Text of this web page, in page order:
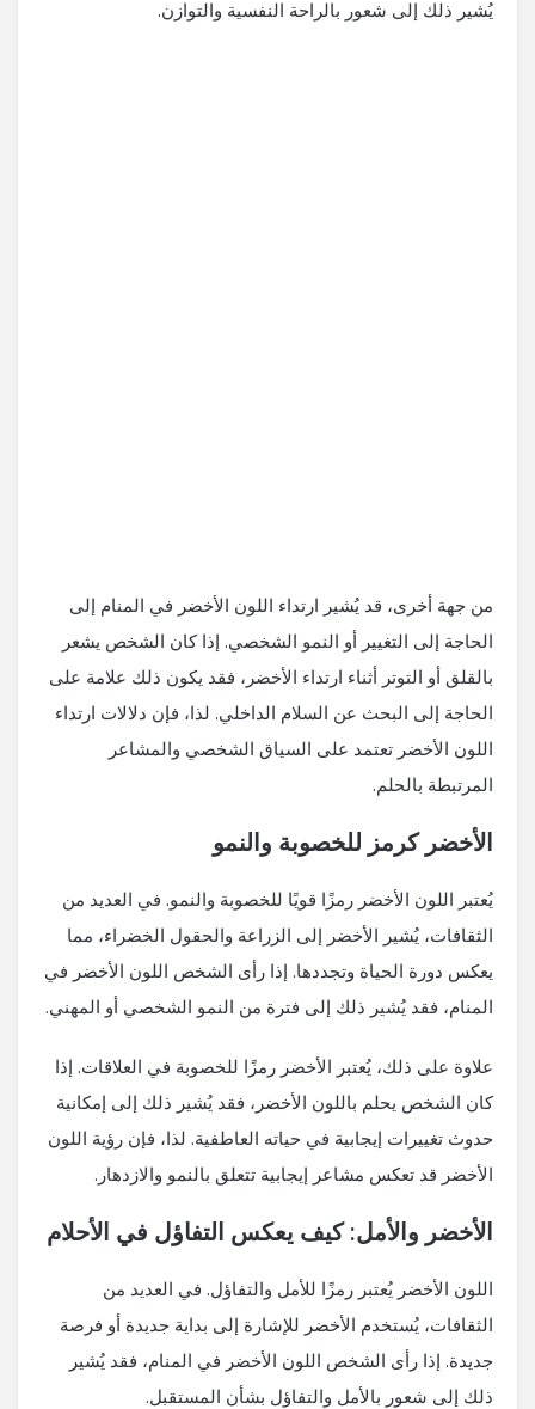
يُشير ذلك إلى شعور بالراحة النفسية والتوازن.
من جهة أخرى، قد يُشير ارتداء اللون الأخضر في المنام إلى
الحاجة إلى التغيير أو النمو الشخصي. إذا كان الشخص يشعر
بالقلق أو التوتر أثناء ارتداء الأخضر، فقد يكون ذلك علامة على
الحاجة إلى البحث عن السلام الداخلي. لذا، فإن دلالات ارتداء
اللون الأخضر تعتمد على السياق الشخصي والمشاعر
المرتبطة بالحلم.
الأخضر كرمز للخصوبة والنمو
يُعتبر اللون الأخضر رمزًا قويًا للخصوبة والنمو. في العديد من
الثقافات، يُشير الأخضر إلى الزراعة والحقول الخضراء، مما
يعكس دورة الحياة وتجددها. إذا رأى الشخص اللون الأخضر في
المنام، فقد يُشير ذلك إلى فترة من النمو الشخصي أو المهني.
علاوة على ذلك، يُعتبر الأخضر رمزًا للخصوبة في العلاقات. إذا
كان الشخص يحلم باللون الأخضر، فقد يُشير ذلك إلى إمكانية
حدوث تغييرات إيجابية في حياته العاطفية. لذا، فإن رؤية اللون
الأخضر قد تعكس مشاعر إيجابية تتعلق بالنمو والازدهار.
الأخضر والأمل: كيف يعكس التفاؤل في الأحلام
اللون الأخضر يُعتبر رمزًا للأمل والتفاؤل. في العديد من
الثقافات، يُستخدم الأخضر للإشارة إلى بداية جديدة أو فرصة
جديدة. إذا رأى الشخص اللون الأخضر في المنام، فقد يُشير
ذلك إلى شعور بالأمل والتفاؤل بشأن المستقبل.